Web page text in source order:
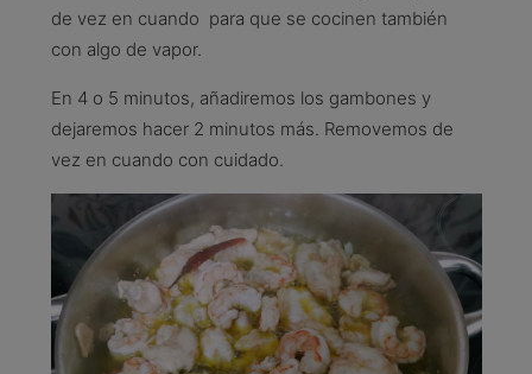
de vez en cuando para que se cocinen también
con algo de vapor.
En 4 o 5 minutos, añadiremos los gambones y
dejaremos hacer 2 minutos más. Removemos de
vez en cuando con cuidado.